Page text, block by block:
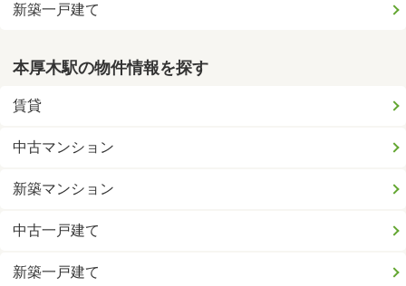
新築一戸建て
本厚木駅の物件情報を探す
賃貸
中古マンション
新築マンション
中古一戸建て
新築一戸建て